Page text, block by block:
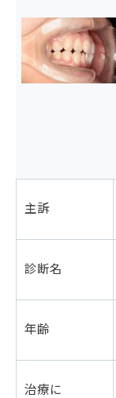
主訴
診断名
年齢
治療に